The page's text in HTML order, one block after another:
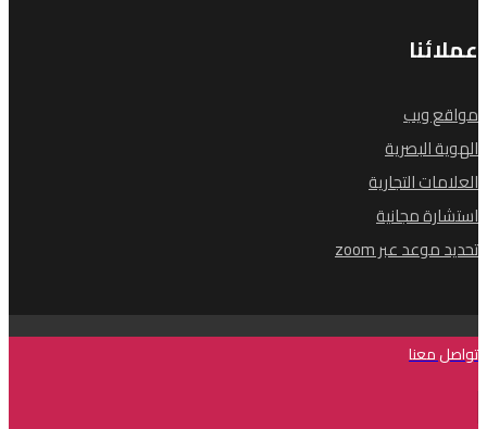
عملائنا
مواقع ويب
الهوية البصرية
العلامات التجارية
استشارة مجانية
تحديد موعد عبر zoom
تواصل معنا